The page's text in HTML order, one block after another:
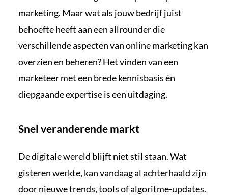
marketing. Maar wat als jouw bedrijf juist
behoefte heeft aan een allrounder die
verschillende aspecten van online marketing kan
overzien en beheren? Het vinden van een
marketeer met een brede kennisbasis én
diepgaande expertise is een uitdaging.
Snel veranderende markt
De digitale wereld blijft niet stil staan. Wat
gisteren werkte, kan vandaag al achterhaald zijn
door nieuwe trends, tools of algoritme-updates.